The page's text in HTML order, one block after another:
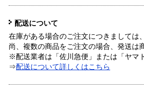
配送について
在庫がある場合のご注文につきましては
尚、複数の商品をご注文の場合、発送は
※配送業者は「佐川急便」または「ヤマ
⇒配送について詳しくはこちら